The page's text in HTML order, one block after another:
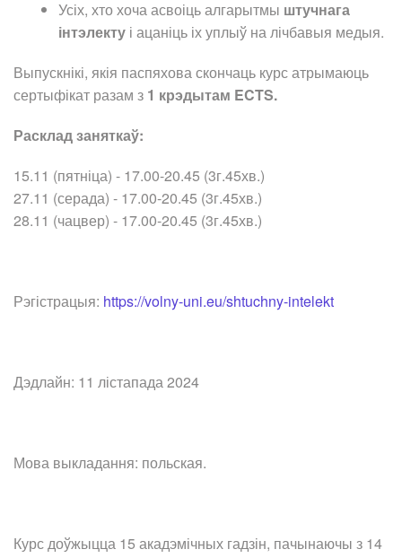
Усіх, хто хоча асвоіць алгарытмы штучнага
інтэлекту і ацаніць іх уплыў на лічбавыя медыя.
Выпускнікі, якія паспяхова скончаць курс атрымаюць
сертыфікат разам з 1 крэдытам ECTS.
Расклад заняткаў:
15.11 (пятніца) - 17.00-20.45 (3г.45хв.)
27.11 (серада) - 17.00-20.45 (3г.45хв.)
28.11 (чацвер) - 17.00-20.45 (3г.45хв.)
Рэгістрацыя: https://volny-uni.eu/shtuchny-intelekt
Дэдлайн: 11 лістапада 2024
Мова выкладання: польская.
Курс доўжыцца 15 акадэмічных гадзін, пачынаючы з 14